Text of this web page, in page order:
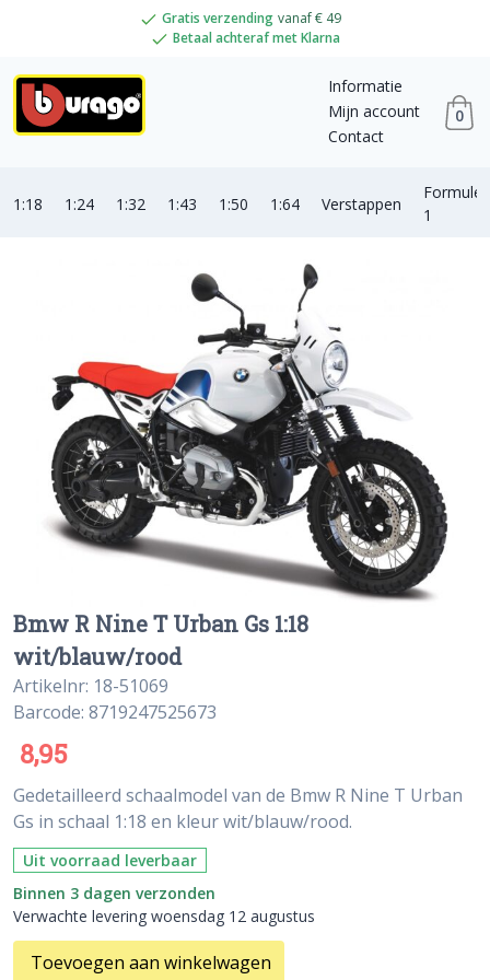
Gratis verzending vanaf € 49
Betaal achteraf met Klarna
Informatie
Mijn account
Contact
0
1:18 1:24 1:32 1:43 1:50 1:64 Verstappen
Formule
1
Bmw R Nine T Urban Gs 1:18
wit/blauw/rood
Artikelnr: 18-51069
Barcode: 8719247525673
8,95
Gedetailleerd schaalmodel van de Bmw R Nine T Urban
Gs in schaal 1:18 en kleur wit/blauw/rood.
Uit voorraad leverbaar
Binnen 3 dagen verzonden
Verwachte levering woensdag 12 augustus
Toevoegen aan winkelwagen